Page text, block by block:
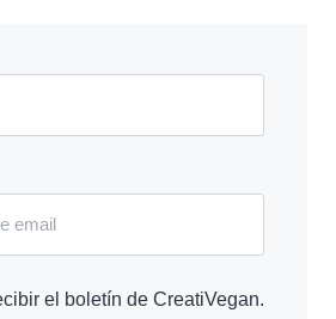
el boletín de CreatiVegan.